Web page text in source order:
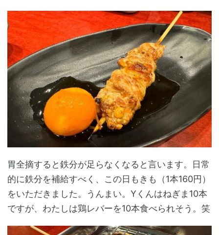
胃全摘すると鉄分が足らなくなると言います。日常
的に鉄分を補給すべく、この日もきも（1本160円）
をいただきました。うんまい。Yくんはねぎま10本
ですが、わたしは鶏レバーを10本食べられそう。笑